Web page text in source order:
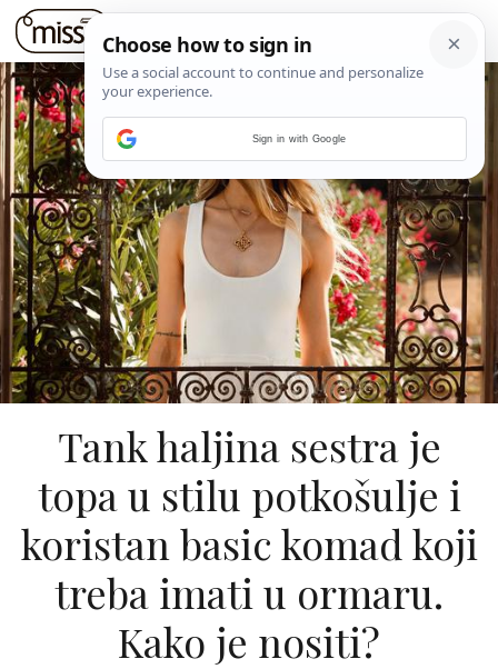
Tank haljina sestra je
topa u stilu potkošulje i
koristan basic komad koji
treba imati u ormaru.
Kako je nositi?
Sign in with Google